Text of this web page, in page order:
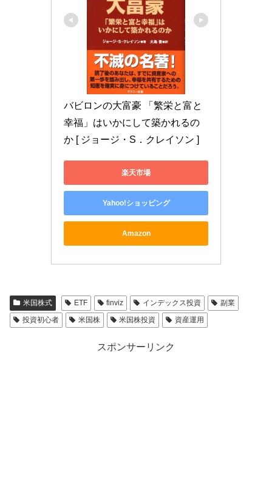
バビロンの大富豪 「繁栄と富と
幸福」はいかにして築かれるの
か [ ジョージ・S．クレイソン ]
楽天市場
Yahoo!ショッピング
Amazon
米国株式 ETF finviz インデックス投資
副業
投資初心者
米国株 米国株投資 資産運用
スポンサーリンク